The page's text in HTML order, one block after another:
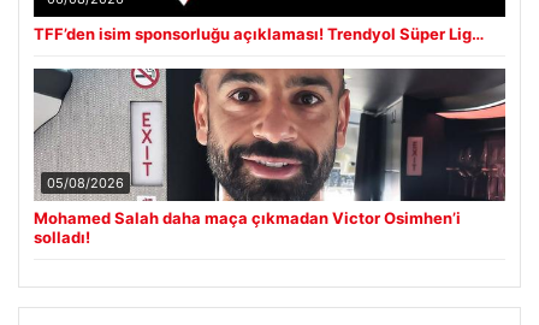
TFF’den isim sponsorluğu açıklaması! Trendyol Süper Lig…
05/08/2026
Mohamed Salah daha maça çıkmadan Victor Osimhen’i
solladı!